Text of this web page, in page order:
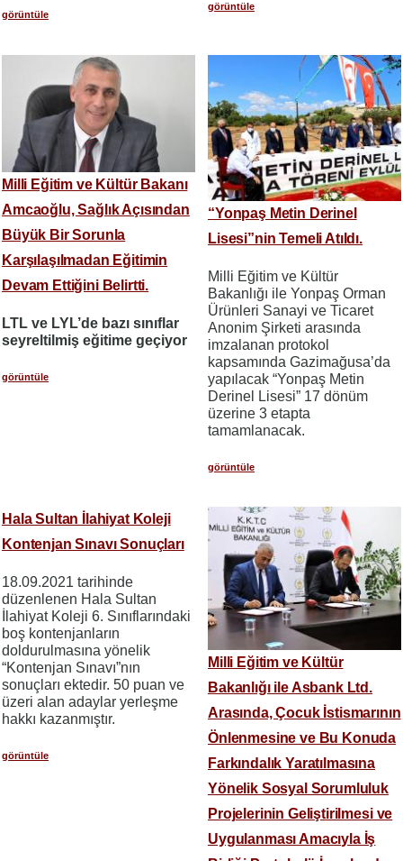
görüntüle
görüntüle
Milli Eğitim ve Kültür Bakanı
Amcaoğlu, Sağlık Açısından
Büyük Bir Sorunla
Karşılaşılmadan Eğitimin
Devam Ettiğini Belirtti.
LTL ve LYL’de bazı sınıflar
seyreltilmiş eğitime geçiyor
görüntüle
“Yonpaş Metin Derinel
Lisesi”nin Temeli Atıldı.
Milli Eğitim ve Kültür
Bakanlığı ile Yonpaş Orman
Ürünleri Sanayi ve Ticaret
Anonim Şirketi arasında
imzalanan protokol
kapsamında Gazimağusa’da
yapılacak “Yonpaş Metin
Derinel Lisesi” 17 dönüm
üzerine 3 etapta
tamamlanacak.
görüntüle
Hala Sultan İlahiyat Koleji
Kontenjan Sınavı Sonuçları
18.09.2021 tarihinde
düzenlenen Hala Sultan
İlahiyat Koleji 6. Sınıflarındaki
boş kontenjanların
doldurulmasına yönelik
“Kontenjan Sınavı”nın
sonuçları ektedir. 50 puan ve
üzeri alan adaylar yerleşme
hakkı kazanmıştır.
görüntüle
Milli Eğitim ve Kültür
Bakanlığı ile Asbank Ltd.
Arasında, Çocuk İstismarının
Önlenmesine ve Bu Konuda
Farkındalık Yaratılmasına
Yönelik Sosyal Sorumluluk
Projelerinin Geliştirilmesi ve
Uygulanması Amacıyla İş